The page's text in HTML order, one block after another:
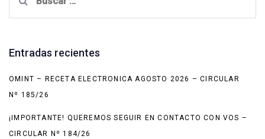
Entradas recientes
OMINT – RECETA ELECTRONICA AGOSTO 2026 – CIRCULAR
Nº 185/26
¡IMPORTANTE! QUEREMOS SEGUIR EN CONTACTO CON VOS –
CIRCULAR Nº 184/26